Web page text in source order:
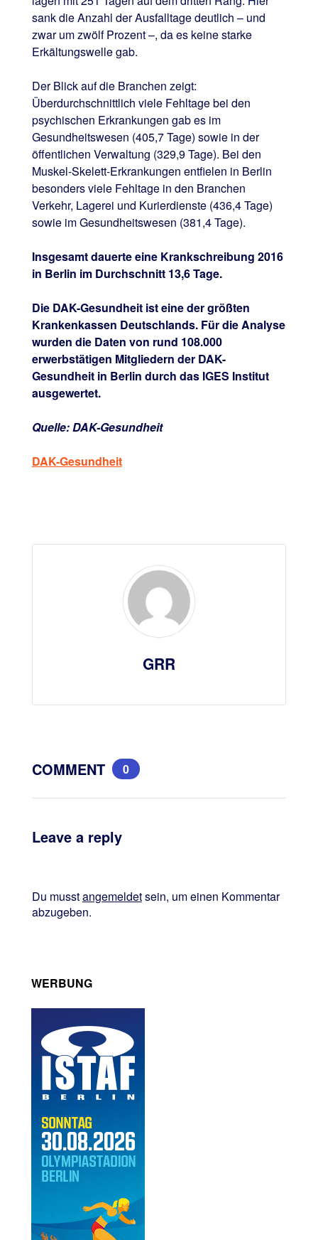
sank die Anzahl der Ausfalltage deutlich – und
zwar um zwölf Prozent –, da es keine starke
Erkältungswelle gab.
Der Blick auf die Branchen zeigt:
Überdurchschnittlich viele Fehltage bei den
psychischen Erkrankungen gab es im
Gesundheitswesen (405,7 Tage) sowie in der
öffentlichen Verwaltung (329,9 Tage). Bei den
Muskel-Skelett-Erkrankungen entfielen in Berlin
besonders viele Fehltage in den Branchen
Verkehr, Lagerei und Kurierdienste (436,4 Tage)
sowie im Gesundheitswesen (381,4 Tage).
Insgesamt dauerte eine Krankschreibung 2016
in Berlin im Durchschnitt 13,6 Tage.
Die DAK-Gesundheit ist eine der größten
Krankenkassen Deutschlands. Für die Analyse
wurden die Daten von rund 108.000
erwerbstätigen Mitgliedern der DAK-
Gesundheit in Berlin durch das IGES Institut
ausgewertet.
Quelle: DAK-Gesundheit
DAK-Gesundheit
GRR
COMMENT 0
Leave a reply
Du musstangemeldetsein, um einen Kommentar
abzugeben.
WERBUNG